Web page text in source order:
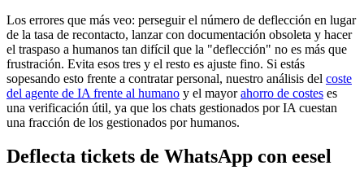
Los errores que más veo: perseguir el número de deflección en lugar
de la tasa de recontacto, lanzar con documentación obsoleta y hacer
el traspaso a humanos tan difícil que la "deflección" no es más que
frustración. Evita esos tres y el resto es ajuste fino. Si estás
sopesando esto frente a contratar personal, nuestro análisis del coste
del agente de IA frente al humano y el mayorahorro de costes es
una verificación útil, ya que los chats gestionados por IA cuestan
una fracción de los gestionados por humanos.
Deflecta tickets de WhatsApp con eesel